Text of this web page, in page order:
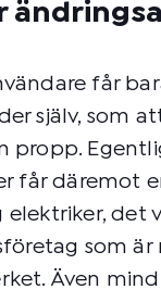
får
själv, som
propp.
får däremot
elektriker, det
som är
Även